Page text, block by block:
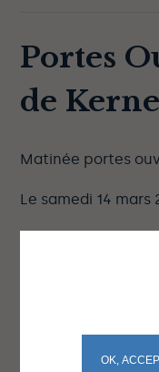
Portes
de
Matinée portes
Le samedi 14 mars
OK,